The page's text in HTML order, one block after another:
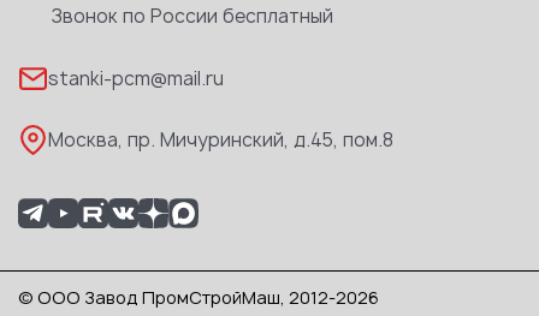
Звонок по России бесплатный
stanki-pcm@mail.ru
Москва, пр. Мичуринский, д.45, пом.8
Доставка
Каталог PDF
© ООО Завод ПромСтройМаш, 2012-2026